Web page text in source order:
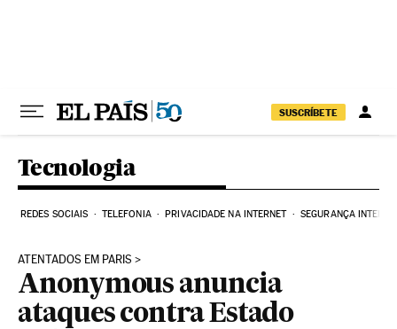
SUSCRÍBETE
Tecnologia
REDES SOCIAIS TELEFONIA PRIVACIDADE NA INTERNET SEGURANÇA
ATENTADOS EM PARIS
Anonymous anuncia
ataques contra Estado